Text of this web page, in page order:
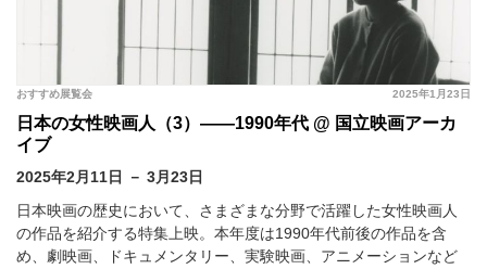
2025年1月23日
おすすめ展覧会
日本の女性映画人（3）——1990年代 @ 国立映画アーカ
イブ
2025年2月11日 － 3月23日
日本映画の歴史において、さまざまな分野で活躍した女性映画人
の作品を紹介する特集上映。本年度は1990年代前後の作品を含
め、劇映画、ドキュメンタリー、実験映画、アニメーションなど